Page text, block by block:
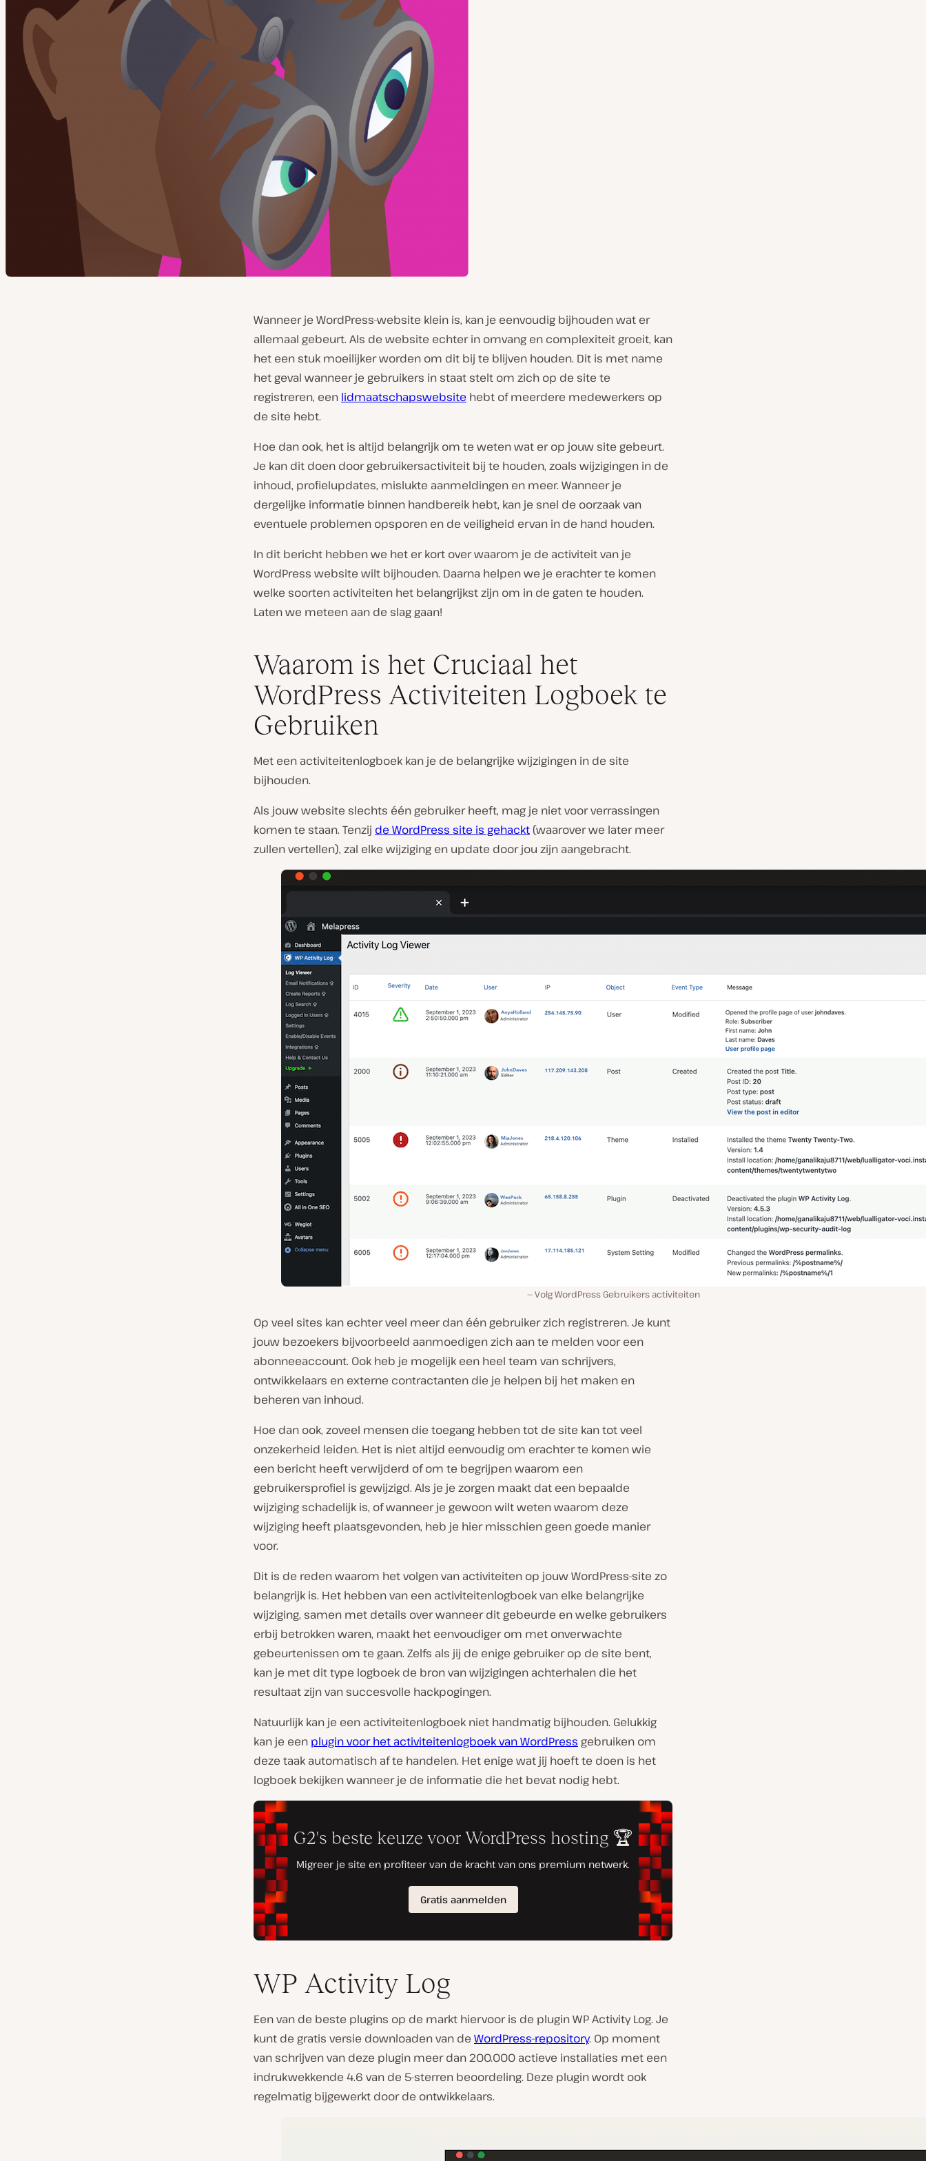
Wanneer je WordPress-website klein is, kan je eenvoudig bijhouden wat er
allemaal gebeurt. Als de website echter in omvang en complexiteit groeit, kan
het een stuk moeilijker worden om dit bij te blijven houden. Dit is met name
het geval wanneer je gebruikers in staat stelt om zich op de site te
registreren, een lidmaatschapswebsite hebt of meerdere medewerkers op
de site hebt.
Hoe dan ook, het is altijd belangrijk om te weten wat er op jouw site gebeurt.
Je kan dit doen door gebruikersactiviteit bij te houden, zoals wijzigingen in de
inhoud, profielupdates, mislukte aanmeldingen en meer. Wanneer je
dergelijke informatie binnen handbereik hebt, kan je snel de oorzaak van
eventuele problemen opsporen en de veiligheid ervan in de hand houden.
In dit bericht hebben we het er kort over waarom je de activiteit van je
WordPress website wilt bijhouden. Daarna helpen we je erachter te komen
welke soorten activiteiten het belangrijkst zijn om in de gaten te houden.
Laten we meteen aan de slag gaan!
Waarom is het Cruciaal het
WordPress Activiteiten Logboek te
Gebruiken
Met een activiteitenlogboek kan je de belangrijke wijzigingen in de site
bijhouden.
Als jouw website slechts één gebruiker heeft, mag je niet voor verrassingen
komen te staan. Tenzij de WordPress site is gehackt (waarover we later meer
zullen vertellen), zal elke wijziging en update door jou zijn aangebracht.
Volg WordPress Gebruikers activiteiten
Op veel sites kan echter veel meer dan één gebruiker zich registreren. Je kunt
jouw bezoekers bijvoorbeeld aanmoedigen zich aan te melden voor een
abonneeaccount. Ook heb je mogelijk een heel team van schrijvers,
ontwikkelaars en externe contractanten die je helpen bij het maken en
beheren van inhoud.
Hoe dan ook, zoveel mensen die toegang hebben tot de site kan tot veel
onzekerheid leiden. Het is niet altijd eenvoudig om erachter te komen wie
een bericht heeft verwijderd of om te begrijpen waarom een ​​
gebruikersprofiel is gewijzigd. Als je je zorgen maakt dat een bepaalde
wijziging schadelijk is, of wanneer je gewoon wilt weten waarom deze
wijziging heeft plaatsgevonden, heb je hier misschien geen goede manier
voor.
Dit is de reden waarom het volgen van activiteiten op jouw WordPress-site zo
belangrijk is. Het hebben van een activiteitenlogboek van elke belangrijke
wijziging, samen met details over wanneer dit gebeurde en welke gebruikers
erbij betrokken waren, maakt het eenvoudiger om met onverwachte
gebeurtenissen om te gaan. Zelfs als jij de enige gebruiker op de site bent,
kan je met dit type logboek de bron van wijzigingen achterhalen die het
resultaat zijn van succesvolle hackpogingen.
Natuurlijk kan je een activiteitenlogboek niet handmatig bijhouden. Gelukkig
kan je een plugin voor het activiteitenlogboek van WordPress gebruiken om
deze taak automatisch af te handelen. Het enige wat jij hoeft te doen is het
logboek bekijken wanneer je de informatie die het bevat nodig hebt.
WP Activity Log
Een van de beste plugins op de markt hiervoor is de plugin WP Activity Log. Je
kunt de gratis versie downloaden van de WordPress-repository. Op moment
van schrijven van deze plugin meer dan 200.000 actieve installaties met een
indrukwekkende 4.6 van de 5-sterren beoordeling. Deze plugin wordt ook
regelmatig bijgewerkt door de ontwikkelaars.